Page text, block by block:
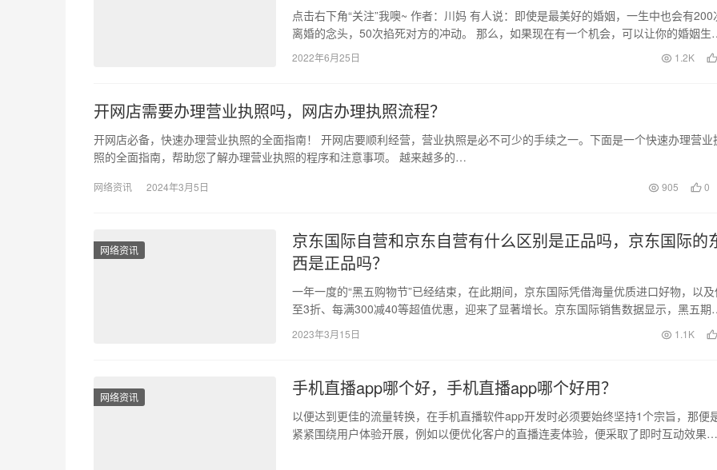
点击右下角“关注”我噢~ 作者：川妈 有人说：即使是最美好的婚姻，一生中也会有200
离婚的念头，50次掐死对方的冲动。 那么，如果现在有一个机会，可以让你的婚姻生
重新来过，你会…
2022年6月25日 1.2K
开网店需要办理营业执照吗，网店办理执照流程？
开网店必备，快速办理营业执照的全面指南！ 开网店要顺利经营，营业执照是必不可少的手续之一。下面是一个快速办理营业
照的全面指南，帮助您了解办理营业执照的程序和注意事项。 越来越多的…
网络资讯 2024年3月5日 905 0
网络资讯
京东国际自营和京东自营有什么区别是正品吗，京东国际的
西是正品吗？
一年一度的“黑五购物节”已经结束，在此期间，京东国际凭借海量优质进口好物，以
至3折、每满300减40等超值优惠，迎来了显著增长。京东国际销售数据显示，黑五期
间，从11月24日晚…
2023年3月15日 1.1K
网络资讯 手机直播app哪个好，手机直播app哪个好用？
以便达到更佳的流量转换，在手机直播软件app开发时必须要始终坚持1个宗旨，那便
紧紧围绕用户体验开展，例如以便优化客户的直播连麦体验，便采取了即时互动效果更